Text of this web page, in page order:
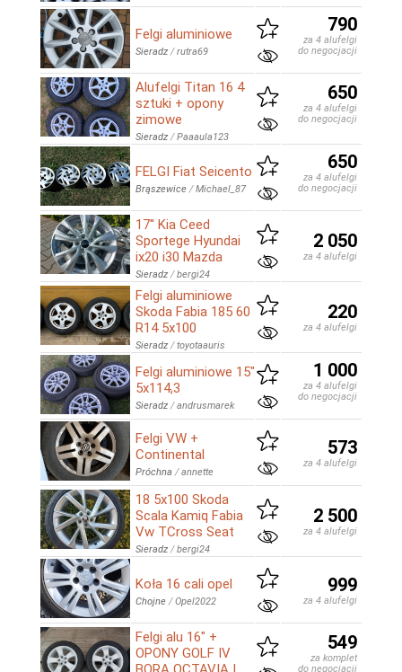
Felgi aluminiowe
Sieradz /rutra69
790
za 4 alufelgi
do negocjacji
Alufelgi Titan 16 4
sztuki + opony
zimowe
Sieradz /Paaaula123
650
za 4 alufelgi
do negocjacji
FELGI Fiat Seicento
Brąszewice /Michael_87
650
za 4 alufelgi
do negocjacji
17'' Kia Ceed
Sportege Hyundai
ix20 i30 Mazda
Sieradz /bergi24
2 050
za 4 alufelgi
Felgi aluminiowe
Skoda Fabia 185 60
R14 5x100
Sieradz /toyotaauris
220
za 4 alufelgi
Felgi aluminiowe 15"
5x114,3
Sieradz /andrusmarek
1 000
za 4 alufelgi
do negocjacji
Felgi VW +
Continental
Próchna /annette
573
za 4 alufelgi
18 5x100 Skoda
Scala Kamiq Fabia
Vw TCross Seat
Sieradz /bergi24
2 500
za 4 alufelgi
Koła 16 cali opel
Chojne /Opel2022
999
za 4 alufelgi
Felgi alu 16" +
OPONY GOLF IV
549
za komplet
do negocjacji